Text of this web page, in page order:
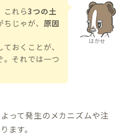
はかせ
これら3つの土
じゃが、 原因
おくことが、
。それでは一つ
って発生のメカニズムや注
ます。